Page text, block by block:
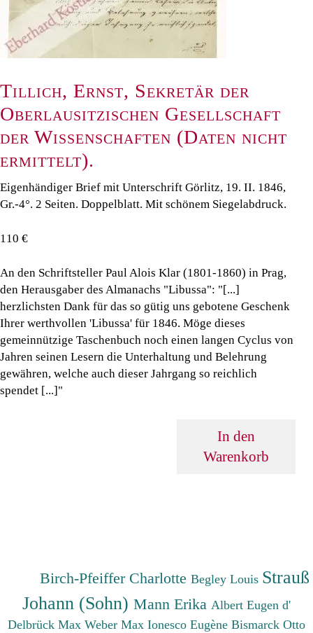
Tillich, Ernst, Sekretär der
Oberlausitzischen Gesellschaft
der Wissenschaften (Daten nicht
ermittelt).
Eigenhändiger Brief mit Unterschrift Görlitz, 19. II. 1846,
Gr.-4°. 2 Seiten. Doppelblatt. Mit schönem Siegelabdruck.
110 €
An den Schriftsteller Paul Alois Klar (1801-1860) in Prag,
den Herausgaber des Almanachs "Libussa": "[...]
herzlichsten Dank für das so gütig uns gebotene Geschenk
Ihrer werthvollen 'Libussa' für 1846. Möge dieses
gemeinnützige Taschenbuch noch einen langen Cyclus von
Jahren seinen Lesern die Unterhaltung und Belehrung
gewähren, welche auch dieser Jahrgang so reichlich
spendet [...]"
In den
Warenkorb
Birch-Pfeiffer CharlotteBegley Louis Strauß
Johann (Sohn) Mann Erika Albert Eugen d'
Delbrück Max Weber Max Ionesco Eugène Bismarck Otto